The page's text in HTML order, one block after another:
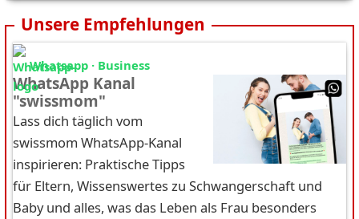
Unsere Empfehlungen
Whatsapp · Business
WhatsApp Kanal
"swissmom"
Lass dich täglich vom
swissmom WhatsApp-Kanal
inspirieren: Praktische Tipps
für Eltern, Wissenswertes zu Schwangerschaft und
Baby und alles, was das Leben als Frau besonders